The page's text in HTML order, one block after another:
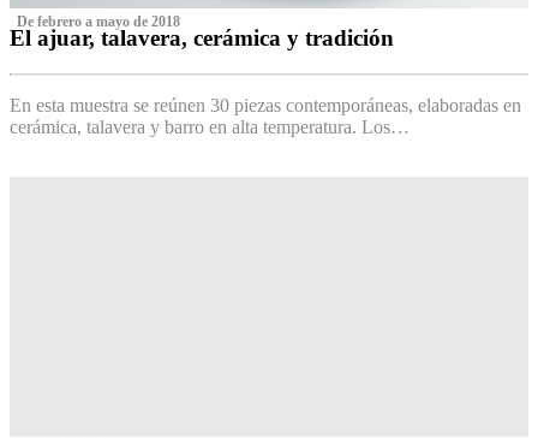
‌ De febrero a mayo de 2018
El ajuar, talavera, cerámica y tradición
En esta muestra se reúnen 30 piezas contemporáneas, elaboradas en
cerámica, talavera y barro en alta temperatura. Los…